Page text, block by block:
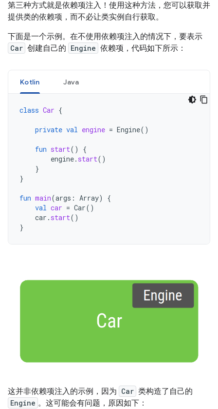
第三种方式就是依赖项注入！使用这种方法，您可以获取并
提供类的依赖项，而不必让类实例自行获取。
下面是一个示例。在不使用依赖项注入的情况下，要表示
Car 创建自己的 Engine 依赖项，代码如下所示：
Kotlin Java
class Car {
private val engine = Engine()
fun start()
{
engine. start()
}
}
fun main(args : Array)
{
val car = Car()
car . start()
}
这并非依赖项注入的示例，因为 Car 类构造了自己的
Engine 。这可能会有问题，原因如下：